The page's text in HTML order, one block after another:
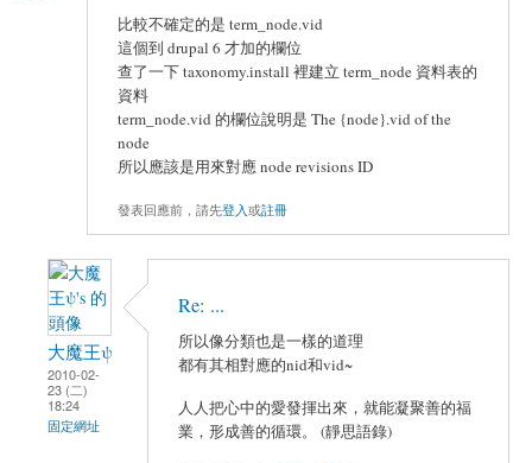
比較不確定的是 term_node.vid
這個到 drupal 6 才加的欄位
查了一下 taxonomy.install 裡建立 term_node 資料表的
資料
term_node.vid 的欄位說明是 The {node}.vid of the
node
所以應該是用來對應 node revisions ID
發表回應前，請先登入或註冊
大魔王ψ
2010-02-
23 (二)
18:24
固定網址
Re: ...
所以像分類也是一樣的道理
都有其相對應的nid和vid~
人人把心中的愛發揮出來，就能凝聚善的福
業，形成善的循環。 (靜思語錄)